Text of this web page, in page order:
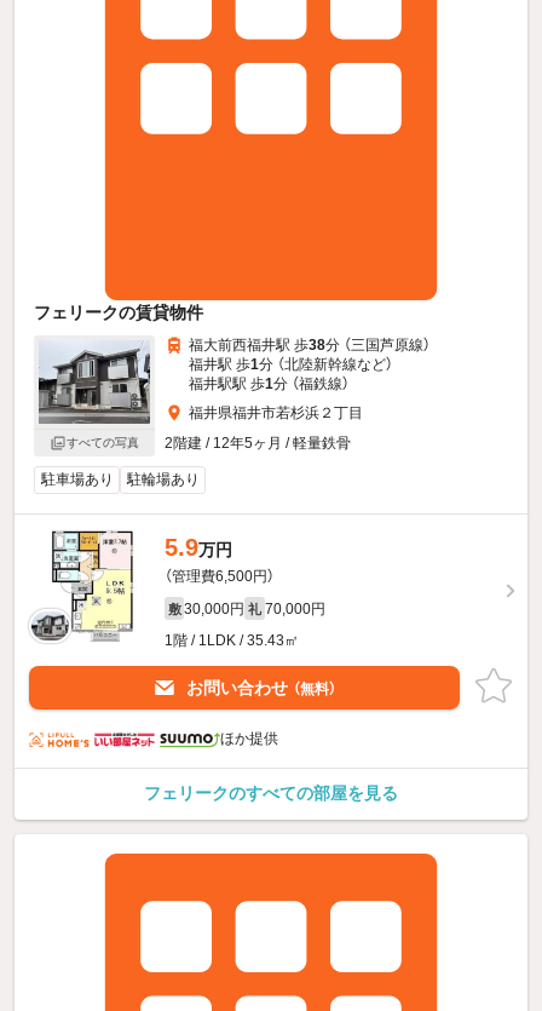
フェリークの賃貸物件
すべての写真
福大前西福井駅 歩38分 （三国芦原線）
福井駅 歩1分 （北陸新幹線など）
福井駅駅 歩1分 （福鉄線）
福井県福井市若杉浜２丁目
2階建 / 12年5ヶ月 / 軽量鉄骨
駐車場あり 駐輪場あり
5.9万円
（管理費6,500円）
敷 30,000円 礼 70,000円
1階 / 1LDK / 35.43㎡
お問い合わせ （無料）
ほか提供
フェリークのすべての部屋を見る